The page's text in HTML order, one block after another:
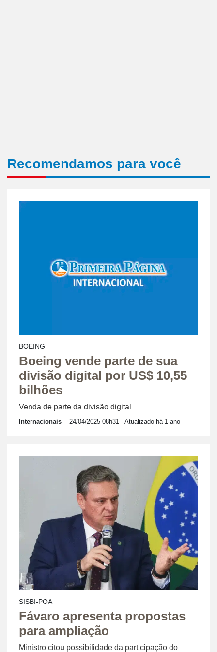
Recomendamos para você
BOEING
Boeing vende parte de sua
divisão digital por US$ 10,55
bilhões
Venda de parte da divisão digital
Internacionais 24/04/2025 08h31 - Atualizado há 1 ano
SISBI-POA
Fávaro apresenta propostas
para ampliação
Ministro citou possibilidade da participação do